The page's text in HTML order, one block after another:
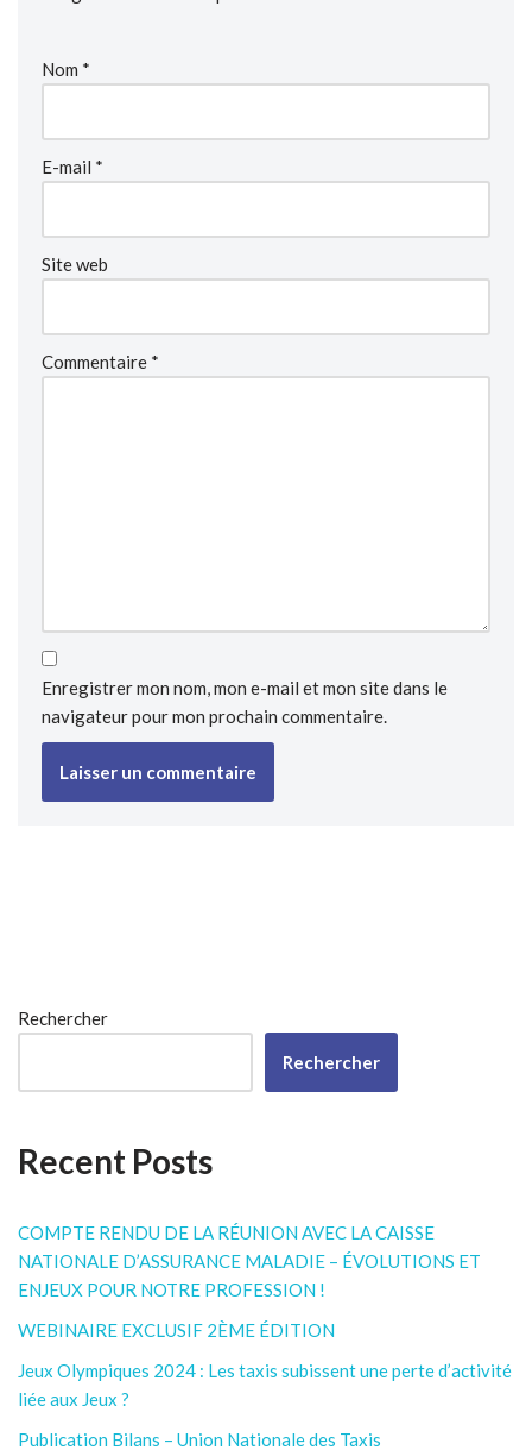
Nom *
E-mail *
Site web
Commentaire *
Enregistrer mon nom, mon e-mail et mon site dans le
navigateur pour mon prochain commentaire.
Rechercher
Rechercher
Recent Posts
COMPTE RENDU DE LA RÉUNION AVEC LA CAISSE
NATIONALE D’ASSURANCE MALADIE – ÉVOLUTIONS ET
ENJEUX POUR NOTRE PROFESSION !
WEBINAIRE EXCLUSIF 2ÈME ÉDITION
Jeux Olympiques 2024 : Les taxis subissent une perte d’activité
liée aux Jeux ?
Publication Bilans – Union Nationale des Taxis